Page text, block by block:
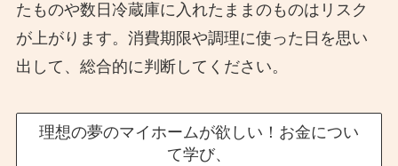
たものや数日冷蔵庫に入れたままのものはリスク
が上がります。消費期限や調理に使った日を思い
出して、総合的に判断してください。
理想の夢のマイホームが欲しい！お金につい
て学び、